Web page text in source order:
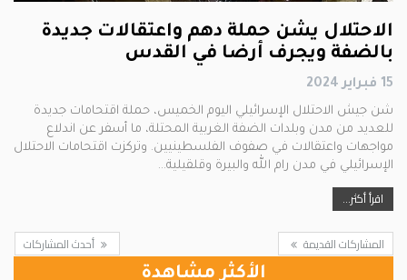
الاحتلال يشن حملة دهم واعتقالات جديدة
بالضفة ويجرف أرضا في القدس
15 فبراير 2024
شن جيش الاحتلال الإسرائيلي اليوم الخميس، حملة اقتحامات جديدة
للعديد من مدن وبلدات الضفة الغربية المحتلة، ما أسفر عن اندلاع
مواجهات واعتقالات في صفوف الفلسطينيين. وتركزت اقتحامات الاحتلال
الإسرائيلي في مدن رام الله والبيرة وقلقيلية…
اقرأ أكثر...
المشاركات القديمة أحدث المشاركات
الأكثر مشاهدة